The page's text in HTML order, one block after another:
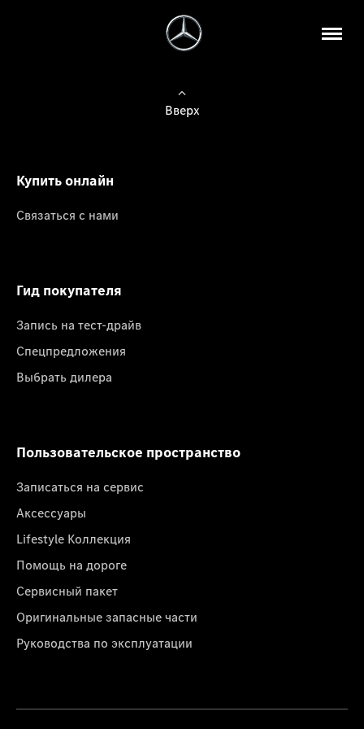
Вверх
Купить онлайн
Связаться с нами
Гид покупателя
Запись на тест-драйв
Спецпредложения
Выбрать дилера
Пользовательское пространство
Записаться на сервис
Аксессуары
Lifestyle Коллекция
Помощь на дороге
Сервисный пакет
Оригинальные запасные части
Руководства по эксплуатации